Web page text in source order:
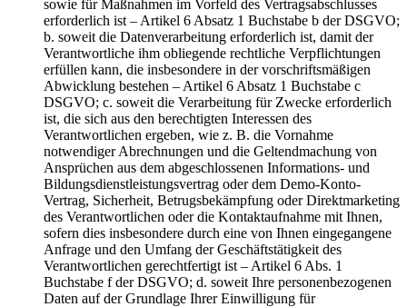
sowie für Maßnahmen im Vorfeld des Vertragsabschlusses
erforderlich ist – Artikel 6 Absatz 1 Buchstabe b der DSGVO;
b. soweit die Datenverarbeitung erforderlich ist, damit der
Verantwortliche ihm obliegende rechtliche Verpflichtungen
erfüllen kann, die insbesondere in der vorschriftsmäßigen
Abwicklung bestehen – Artikel 6 Absatz 1 Buchstabe c
DSGVO; c. soweit die Verarbeitung für Zwecke erforderlich
ist, die sich aus den berechtigten Interessen des
Verantwortlichen ergeben, wie z. B. die Vornahme
notwendiger Abrechnungen und die Geltendmachung von
Ansprüchen aus dem abgeschlossenen Informations- und
Bildungsdienstleistungsvertrag oder dem Demo-Konto-
Vertrag, Sicherheit, Betrugsbekämpfung oder Direktmarketing
des Verantwortlichen oder die Kontaktaufnahme mit Ihnen,
sofern dies insbesondere durch eine von Ihnen eingegangene
Anfrage und den Umfang der Geschäftstätigkeit des
Verantwortlichen gerechtfertigt ist – Artikel 6 Abs. 1
Buchstabe f der DSGVO; d. soweit Ihre personenbezogenen
Daten auf der Grundlage Ihrer Einwilligung für